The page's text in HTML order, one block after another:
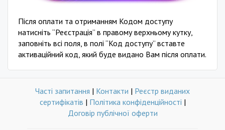
Після оплати та отриманням Кодом доступу
натисніть “Реєстрація” в правому верхньому кутку,
заповніть всі поля, в полі “Код доступу” вставте
активаційний код, який буде видано Вам після оплати.
Часті запитання | Контакти | Реєстр виданих
сертифікатів | Політика конфіденційності |
Договір публічної оферти